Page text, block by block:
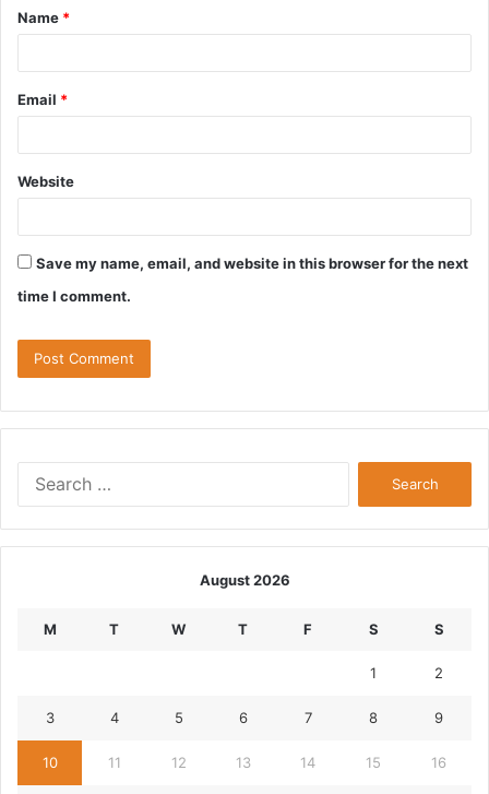
*
Name *
Email *
Website
Save my name, email, and website in this browser for the next
time I comment.
August 2026
M T W T F S S
1 2
3 4 5 6 7 8 9
10 11 12 13 14 15 16